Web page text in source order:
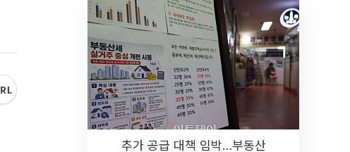
추가 공급 대책 임박…부동산